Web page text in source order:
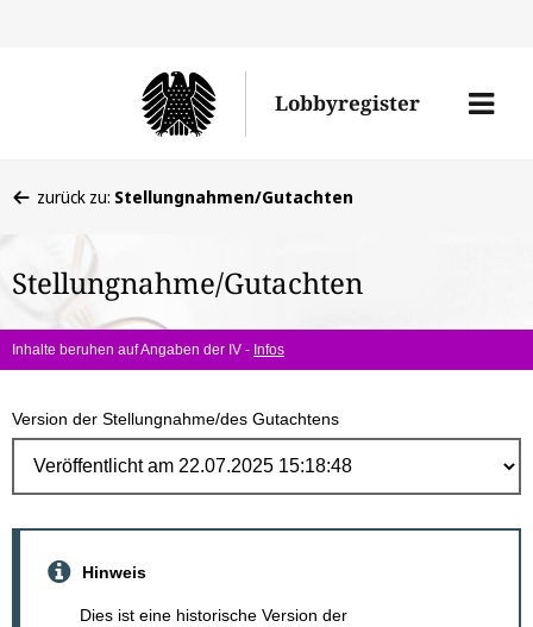
Lobbyregister
Menü
befinden
hier:
zurück zu: Stellungnahmen/Gutachten
Stellungnahme/Gutachten
Inhalte beruhen auf Angaben der IV - Infos
Version der Stellungnahme/des Gutachtens
Hinweis
Dies ist eine historische Version der